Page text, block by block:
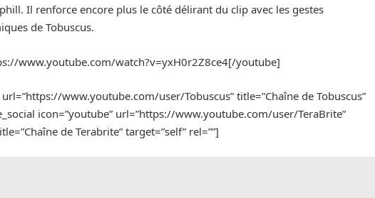
Il renforce encore plus le côté délirant du clip avec les gestes
de Tobuscus.
www.youtube.com/watch?v=yxH0r2Z8ce4[/youtube]
www.youtube.com/user/Tobuscus” title=”Chaîne de Tobuscus”
icon=”youtube” url=”https://www.youtube.com/user/TeraBrite”
de Terabrite” target=”self” rel=””]